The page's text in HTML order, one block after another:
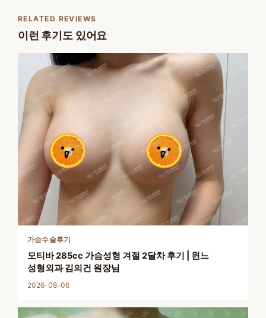
RELATED REVIEWS
이런 후기도 있어요
가슴수술후기
모티바 285cc 가슴성형 겨절 2달차 후기 | 윈느
성형외과 김의건 원장님
2026-08-06